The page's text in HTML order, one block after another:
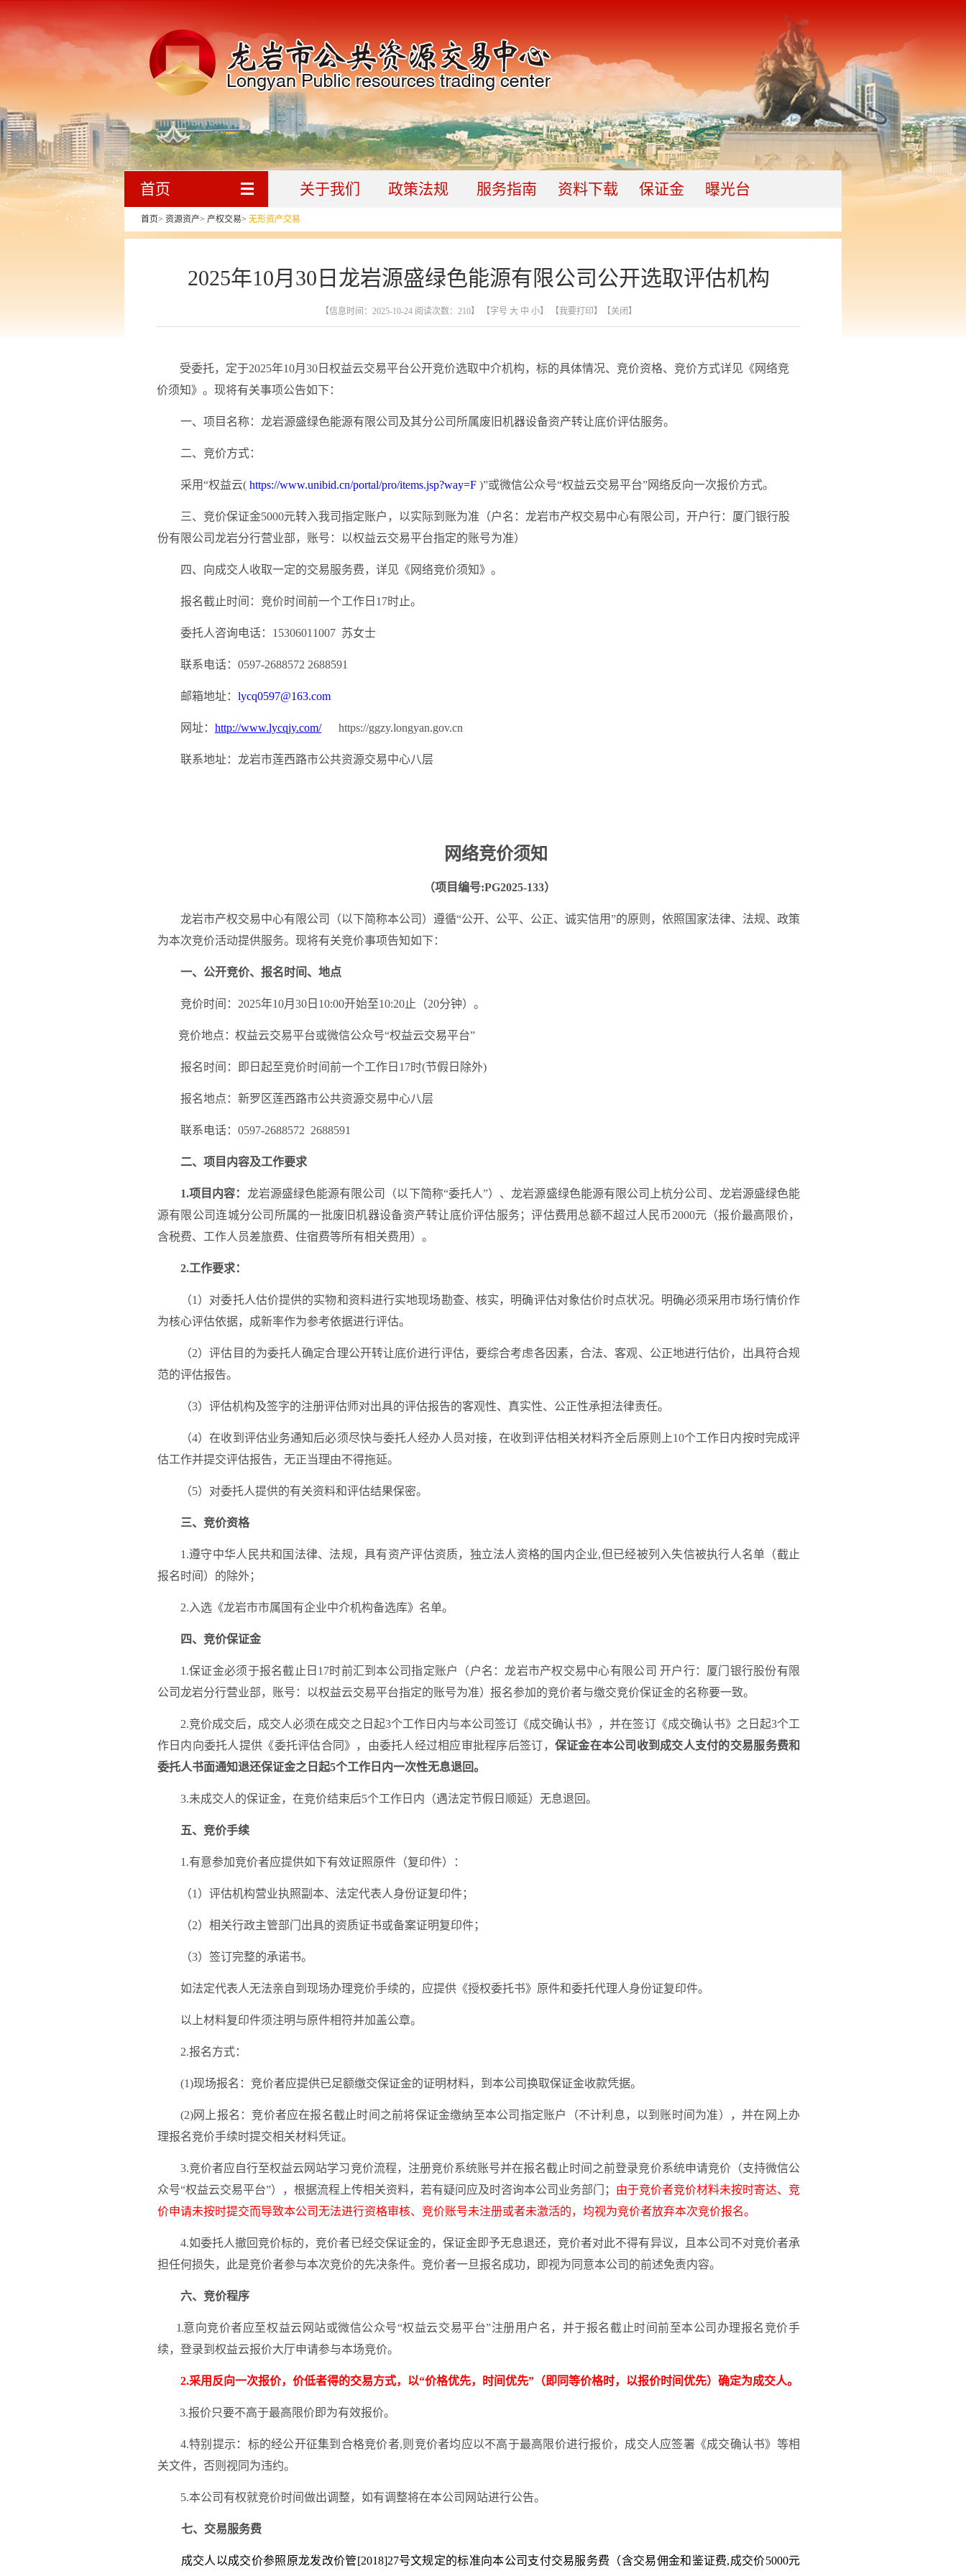
首页 关于我们 政策法规 服务指南 资料下载 保证金 曝光台
首页> 资源资产> 产权交易> 无形资产交易
2025年10月30日龙岩源盛绿色能源有限公司公开选取评估机构
【信息时间：2025-10-24 阅读次数： 210】 【字号 大 中 小】 【我要打印】 【关闭】
受委托，定于2025年10月 30 日 权益云交易平台公开竞价选取中介机构，标的具体情况、竞价资格、竞价方式详见《网络竞
价须知》。现将有关事项公告如下：
一、项目名称 ：龙岩源盛绿色能源有限公司及其分公司所属废旧机器设备资产转让底价评估服务。
二、竞价方式：
采用“权益云( https://www.unibid.cn/portal/pro/items.jsp?way=F )”或微信公众号“权益云交易平台”网络反向一次报价方式。
三、竞价保证金5000元转入我司指定账户，以实际到账为准（户名：龙岩市产权交易中心有限公司，开户行：厦门银行股
份有限公司龙岩分行营业部，账号：以权益云交易平台指定的账号为准）
四、向成交人收取一定的交易服务费，详见《网络竞价须知》 。
报名截止时间：竞价时间前一个工作日 17时止。
委托人咨询电话： 15306011007 苏女士
联系电话： 0597-2688572 2688591
邮箱地址： lycq0597@163.com
网址： http://www.lycqjy.com/ https://ggzy.longyan.gov.cn
联系地址：龙岩市莲西路市公共资源交易中心八层
网络竞价须知
（项目编号:PG2025-133）
龙岩市产权交易中心有限公司（以下简称本公司）遵循“公开、公平、公正、诚实信用”的原则，依照国家法律、法规、政策
为本次竞价活动提供服务。现将有关竞价事项告知如下：
一、公开竞价、报名时间、地点
竞价时间： 2025年10月 30日 10:00开始至10:20止（20分钟）。
竞价地点 ： 权益云交易平台或微信公众号“权益云交易平台”
报名时间： 即 日 起至竞价时间前一个工作日 17时(节假日除外)
报名地点：新罗区莲西路市公共资源交易中心八层
联系电话： 0597-2688572 2688591
二、项目 内容及工作要求
1.项目 内容： 龙岩源盛绿色能源有限公司 （以下简称“委托人”）、龙岩源盛绿色能源有限公司上杭分公司、龙岩源盛绿色能
源有限公司连城分公司 所属的一批废旧机器设备资产转让底价评估服务；评估费用总额不超过人民币 2000元 （报价最高限价，
含税费、工作人员差旅费、住宿费等所有相关费用 ） 。
2.工作要求：
（1 ）对委托人估价提供的实物和资料进行实地现场勘查、核实，明确评估对象估价时点状况。明确必须采用市场行情价作
为核心评估依据，成新率作为参考依据进行评估。
（2）评估目的为委托人确定合理公开转让底价进行评估，要综合考虑各因素，合法、客观、公正地进行估价，出具符合规
范的评估报告。
（3）评估机构及签字的注册评估师对出具的评估报告的客观性、真实性、公正性承担法律责任。
（4）在收到评估业务通知后必须尽快与委托人经办人员对接，在收到评估相关材料齐全后原则上10个工作日内按时完成评
估工作并提交评估报告，无正当理由不得拖延。
（5）对委托人提供的有关资料和评估结果保密。
三、竞价资格
1 .遵守中华人民共和国法律、法规，具有资产评估资质，独立法人资格的国内企业,但已经被列入失信被执行人名单（截止
报名时间）的除外；
2. 入选《龙岩市市属国有企业中介机构备选库》名单。
四、竞价保证金
1 .保证金必须于报名截止日 17时前汇到本公司指定账户（户名：龙岩市产权交易中心有限公司 开户行：厦门银行股份有限
公司龙岩分行营业部，账号：以权益云交易平台指定的账号为准） 报名参加的竞价者与缴交竞价保证金的名称要一致。
2.竞价成交后，成交人必须在成交之日起3个工作日内与本公司签订《成交确认书》，并在签订《成交确认书》之日起3个工
作日内向委托人提供《委托评估合同》，由委托人经过相应审批程序后签订， 保证金在本公司收到 成交人支付的交易服务费和
委托人书面通知退还保证金之日 起5个工作日内一次性无息退回。
3.未成交人的保证金，在竞价结束后5个工作日内（遇法定节假日顺延）无息退回。
五、竞价手续
1 .有意参加竞价者应提供如下有效证照原件（复印件） ：
（1 ）评估机构营业执照副本、法定代表人身份证复印件；
（2）相关行政主管部门出具的资质证书或备案证明复印件；
（3） 签订完整的承诺书。
如法定代表人无法亲自到现场办理竞价手续的，应提供《授权委托书》原件和委托代理人身份证复印件。
以上材料复印件须注明与原件相符并加盖公章。
2.报名方式：
(1)现场报名：竞价者应提供已足额缴交保证金的证明材料，到本公司换取保证金收款凭据。
(2)网上报名：竞价者应在报名截止时间之前将保证金缴纳至本公司指定账户（不计利息，以到账时间为准），并在网上办
理报名竞价手续时提交相关材料凭证。
3.竞价者应自行至权益云网站学习竞价流程，注册竞价系统账号并在报名截止时间之前登录竞价系统申请竞价（支持微信公
众号“权益云交易平台”），根据流程上传相关资料，若有疑问应及时咨询本公司业务部门； 由于竞价者竞价材料未按时寄达、竞
价申请未按时提交而导致本公司无法进行资格审核、竞价账号未注册或者未激活的，均视为竞价者放弃本次竞价报名。
4.如委托人撤回竞价标的，竞价者已经交保证金的，保证金即予无息退还，竞价者对此不得有异议，且本公司不对竞价者承
担任何损失，此是竞价者参与本次竞价的先决条件。竞价者一旦报名成功，即视为同意本公司的前述免责内容。
六、竞价程序
1.意向竞价者应至权益云网站或微信公众号“权益云交易平台”注册用户名，并于报名截止时间前至本公司办理报名竞价手
续，登录到权益云报价大厅申请参与本场竞价。
2.采用 反向一次报价，价低者得的交易方式，以“价格优先，时间优先”（即同等价格时，以报价时间优先）确定为成交人。
3.报价只要不高于最高限价即为有效报价。
4.特别提示：标的经公开征集到合格竞价者,则竞价者均应以不高于最高限价进行报价，成交人应签署《成交确认书》等相
关文件，否则视同为违约。
5.本公司有权就竞价时间做出调整，如有调整将在本公司网站进行公告。
七、交易服务费
成交人以成交价参照原龙发改价管[2018]27号文规定的标准向本公司支付交易服务费（含交易佣金和鉴证费,成交价5000元